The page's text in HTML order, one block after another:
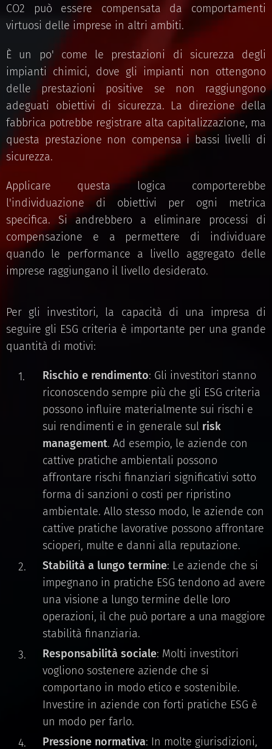
CO2 può essere compensata da comportamenti
virtuosi delle imprese in altri ambiti.
È un po' come le prestazioni di sicurezza degli
impianti chimici, dove gli impianti non ottengono
delle prestazioni positive se non raggiungono
adeguati obiettivi di sicurezza. La direzione della
fabbrica potrebbe registrare alta capitalizzazione, ma
questa prestazione non compensa i bassi livelli di
sicurezza.
Applicare questa logica comporterebbe
l'individuazione di obiettivi per ogni metrica
specifica. Si andrebbero a eliminare processi di
compensazione e a permettere di individuare
quando le performance a livello aggregato delle
imprese raggiungano il livello desiderato.
Per gli investitori, la capacità di una impresa di
seguire gli ESG criteria è importante per una grande
quantità di motivi:
Rischio e rendimento: Gli investitori stanno
riconoscendo sempre più che gli ESG criteria
possono influire materialmente sui rischi e
sui rendimenti e in generale sul risk
management. Ad esempio, le aziende con
cattive pratiche ambientali possono
affrontare rischi finanziari significativi sotto
forma di sanzioni o costi per ripristino
ambientale. Allo stesso modo, le aziende con
cattive pratiche lavorative possono affrontare
scioperi, multe e danni alla reputazione.
Stabilità a lungo termine: Le aziende che si
impegnano in pratiche ESG tendono ad avere
una visione a lungo termine delle loro
operazioni, il che può portare a una maggiore
stabilità finanziaria.
Responsabilità sociale: Molti investitori
vogliono sostenere aziende che si
comportano in modo etico e sostenibile.
Investire in aziende con forti pratiche ESG è
un modo per farlo.
Pressione normativa: In molte giurisdizioni,